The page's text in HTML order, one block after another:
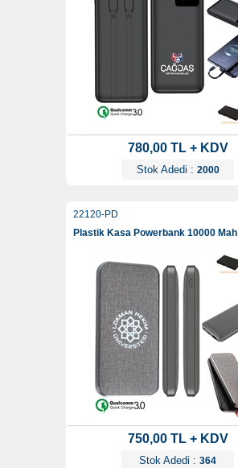
780,00 TL + KDV
Stok Adedi : 2000
22120-PD
Plastik Kasa Powerbank 10000 Mah
750,00 TL + KDV
Stok Adedi : 364